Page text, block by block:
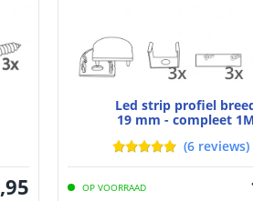
Plakstrip
Breedte led
,95
Led strip profiel
19 mm - compleet 1M
(6 reviews)
OP VOORRAAD